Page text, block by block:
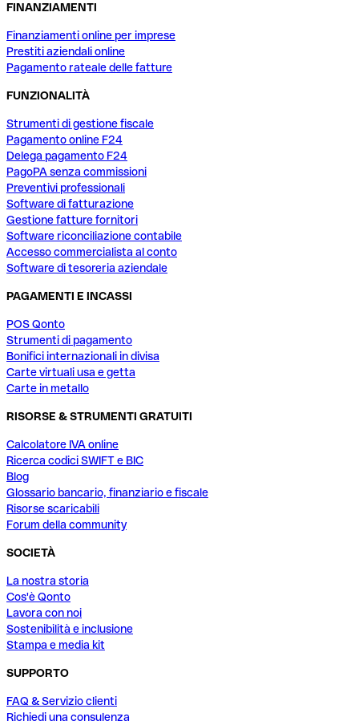
FINANZIAMENTI
Finanziamenti online per imprese
Prestiti aziendali online
Pagamento rateale delle fatture
FUNZIONALITÀ
Strumenti di gestione fiscale
Pagamento online F24
Delega pagamento F24
PagoPA senza commissioni
Preventivi professionali
Software di fatturazione
Gestione fatture fornitori
Software riconciliazione contabile
Accesso commercialista al conto
Software di tesoreria aziendale
PAGAMENTI E INCASSI
POS Qonto
Strumenti di pagamento
Bonifici internazionali in divisa
Carte virtuali usa e getta
Carte in metallo
RISORSE & STRUMENTI GRATUITI
Calcolatore IVA online
Ricerca codici SWIFT e BIC
Blog
Glossario bancario, finanziario e fiscale
Risorse scaricabili
Forum della community
SOCIETÀ
La nostra storia
Cos'è Qonto
Lavora con noi
Sostenibilità e inclusione
Stampa e media kit
SUPPORTO
FAQ & Servizio clienti
Richiedi una consulenza